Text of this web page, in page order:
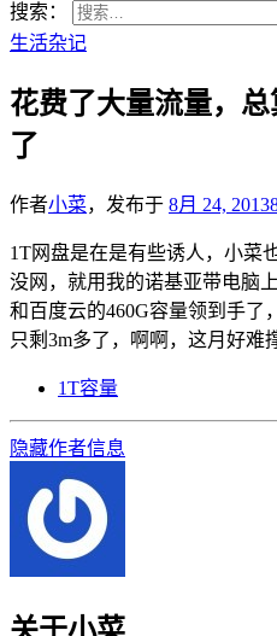
搜索：
生活杂记
花费了大量流量，
了
作者小菜，发布于 8月 24, 2013
1T网盘是在是有些诱人，小菜
没网，就用我的诺基亚带电脑
和百度云的460G容量领到手了
只剩3m多了，啊啊，这月好难
1T容量
隐藏作者信息
关于小菜